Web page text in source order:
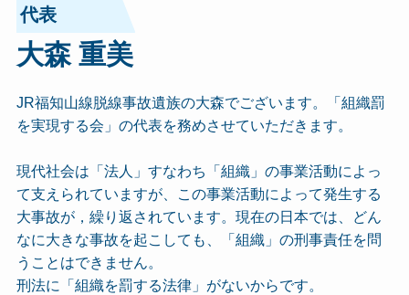
代表
大森 重美
JR福知山線脱線事故遺族の大森でございます。「組織罰
を実現する会」の代表を務めさせていただきます。
現代社会は「法人」すなわち「組織」の事業活動によっ
て支えられていますが、この事業活動によって発生する
大事故が，繰り返されています。現在の日本では、どん
なに大きな事故を起こしても、「組織」の刑事責任を問
うことはできません。
刑法に「組織を罰する法律」がないからです。